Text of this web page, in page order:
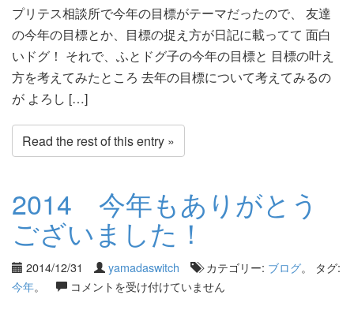
プリテス相談所で今年の目標がテーマだったので、 友達
の今年の目標とか、目標の捉え方が日記に載ってて 面白
いドグ！ それで、ふとドグ子の今年の目標と 目標の叶え
方を考えてみたところ 去年の目標について考えてみるの
が よろし […]
Read the rest of this entry »
2014 今年もありがとう
ございました！
2014/12/31 yamadaswitch カテゴリー: ブログ。 タグ:
今年。 コメントを受け付けていません